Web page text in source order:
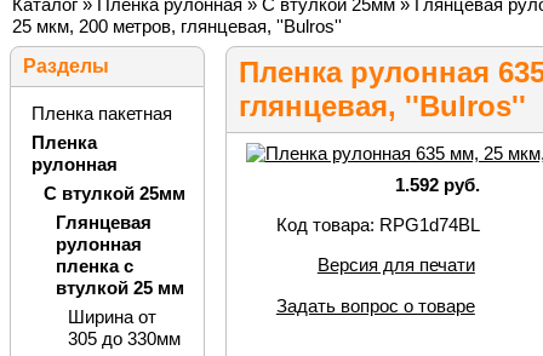
25 мкм, 200 метров, глянцевая, ''Bulros''
Пленка рулонная
глянцевая, ''Bulros''
1.592 руб.
Код товара: RPG1d74BL
Версия для печати
Задать вопрос о товаре
Разделы
Пленка пакетная
Пленка
рулонная
С втулкой 25мм
Глянцевая
рулонная
пленка с
втулкой 25 мм
Ширина от
305 до 330мм